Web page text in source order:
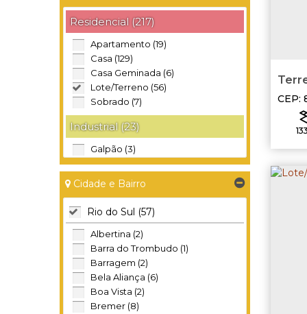
Residencial (217)
Apartamento (19)
Casa (129)
Casa Geminada (6)
Lote/Terreno (56)
Sobrado (7)
Industrial (23)
Galpão (3)
Garagem (1)
Terreno (19)
Rural (19)
Sítio (11)
Terreno (8)
Comercial (17)
Prédio (3)
Salas Comerciais (6)
Cidade e Bairro
Rio do Sul (57)
Albertina (2)
Barra do Trombudo (1)
Barragem (2)
Bela Aliança (6)
Boa Vista (2)
Bremer (8)
Terreno/
Sul
CEP:
do Sul